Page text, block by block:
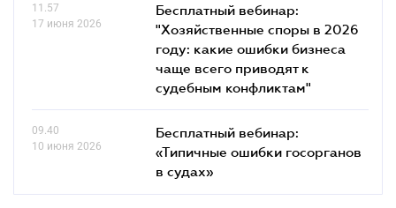
11.57
17 июня 2026
Бесплатный вебинар:
"Хозяйственные споры в 2026
году: какие ошибки бизнеса
чаще всего приводят к
судебным конфликтам"
09.40
10 июня 2026
Бесплатный вебинар:
«Типичные ошибки госорганов
в судах»